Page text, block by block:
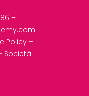
–
Policy–
Società